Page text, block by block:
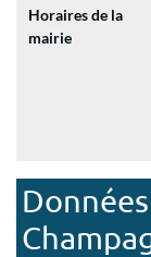
Horaires de la
mairie